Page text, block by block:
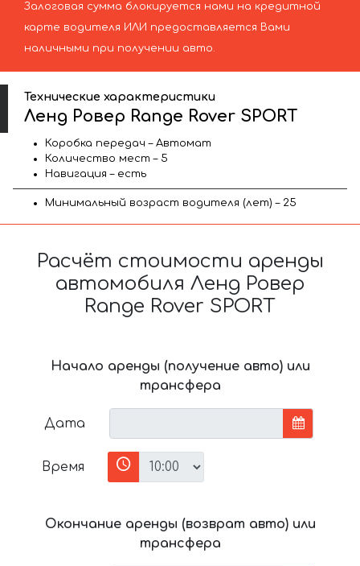
Залоговая сумма блокируется нами на кредитной
карте водителя ИЛИ предоставляется Вами
наличными при получении авто.
Технические характеристики
Ленд Ровер Range Rover SPORT
Коробка передач – Автомат
Количество мест – 5
Навигация – есть
Минимальный возраст водителя (лет) – 25
Расчёт стоимости аренды
автомобиля Ленд Ровер
Range Rover SPORT
Начало аренды (получение авто) или
трансфера
Дата
Время
Окончание аренды (возврат авто) или
трансфера